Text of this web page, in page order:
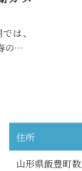
住所
山形県飯豊町